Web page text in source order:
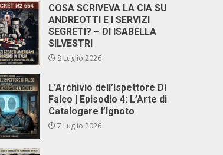
COSA SCRIVEVA LA CIA SU
ANDREOTTI E I SERVIZI
SEGRETI? – DI ISABELLA
SILVESTRI
8 Luglio 2026
L’Archivio dell’Ispettore Di
Falco | Episodio 4: L’Arte di
Catalogare l’Ignoto
7 Luglio 2026